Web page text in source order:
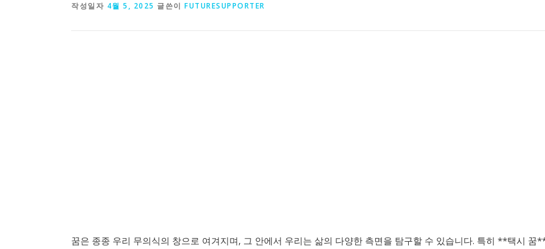
작성일자 4월 5, 2025 글쓴이 FUTURESUPPORTER
꿈은 종종 우리 무의식의 창으로 여겨지며, 그 안에서 우리는 삶의 다양한 측면을 탐구할 수 있습니다. 특히 **택시 꿈